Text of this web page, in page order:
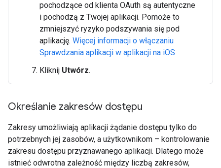
pochodzące od klienta OAuth są autentyczne
i pochodzą z Twojej aplikacji. Pomoże to
zmniejszyć ryzyko podszywania się pod
aplikację. Więcej informacji o włączaniu
Sprawdzania aplikacji w aplikacji na iOS
Kliknij Utwórz.
Określanie zakresów dostępu
Zakresy umożliwiają aplikacji żądanie dostępu tylko do
potrzebnych jej zasobów, a użytkownikom – kontrolowanie
zakresu dostępu przyznawanego aplikacji. Dlatego może
istnieć odwrotna zależność między liczbą zakresów,